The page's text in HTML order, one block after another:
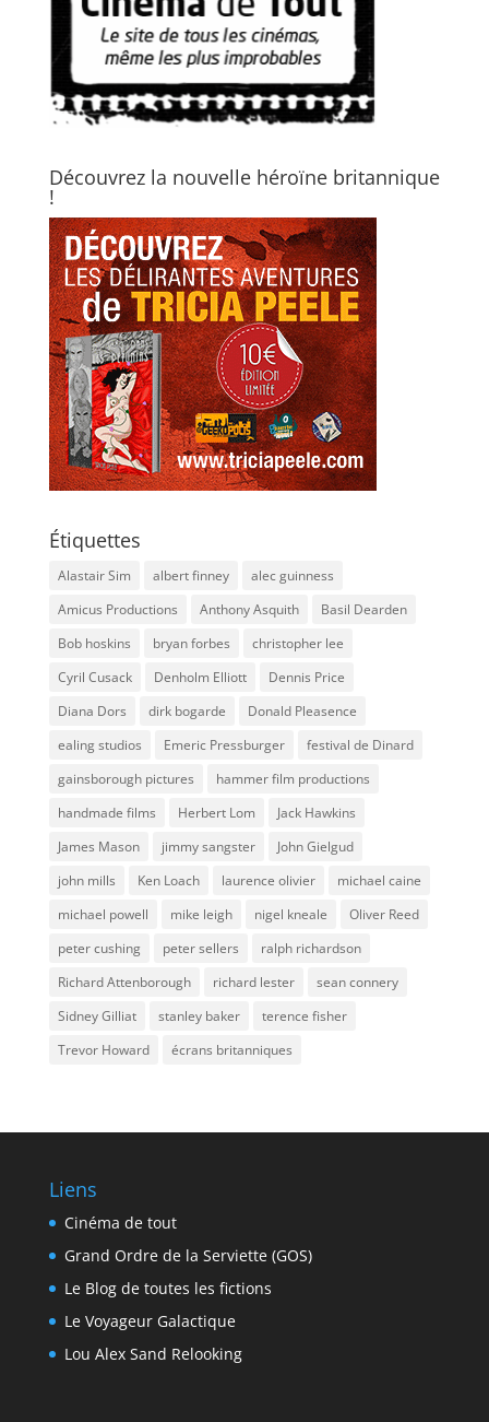
Découvrez la nouvelle héroïne britannique
!
Étiquettes
Alastair Sim albert finney
alec guinness
Amicus Productions
Anthony Asquith
Basil Dearden
Bob hoskins
bryan forbes
christopher lee
Cyril Cusack
Denholm Elliott
Dennis Price
Diana Dors
dirk bogarde
Donald Pleasence
ealing studios
Emeric Pressburger
festival de Dinard
gainsborough pictures
hammer film productions
handmade films
Herbert Lom
Jack Hawkins
James Mason
jimmy sangster
John Gielgud
john mills
Ken Loach laurence olivier
michael caine
michael powell
mike leigh nigel kneale
Oliver Reed
peter cushing
peter sellers
ralph richardson
Richard Attenborough
richard lester
sean connery
Sidney Gilliat
stanley baker
terence fisher
Trevor Howard
écrans britanniques
Liens
Cinéma de tout
Grand Ordre de la Serviette (GOS)
Le Blog de toutes les fictions
Le Voyageur Galactique
Lou Alex Sand Relooking